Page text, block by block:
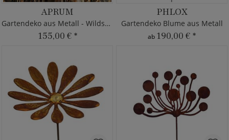
APRUM
Gartendeko aus Metall - Wildschwein
155,00 € *
PHLOX
Gartendeko Blume aus Metall
ab 190,00 € *